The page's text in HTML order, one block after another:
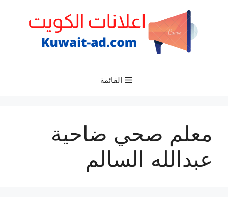
القائمة
معلم صحي ضاحية
عبدالله السالم